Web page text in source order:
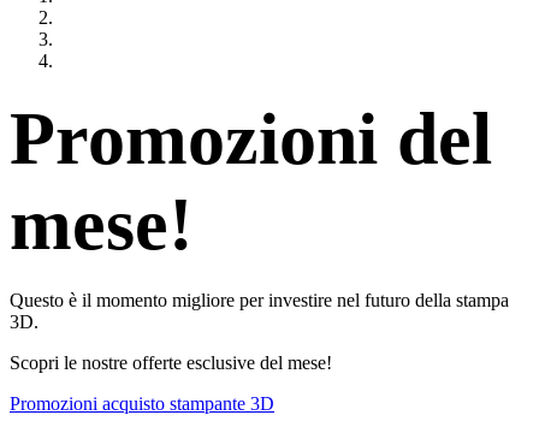
Promozioni del
mese!
Questo è il momento migliore per investire nel futuro della stampa
3D.
Scopri le nostre offerte esclusive del mese!
Promozioni acquisto stampante 3D